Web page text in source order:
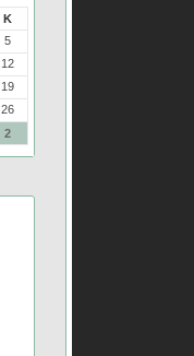
Κ
5
12
19
26
2